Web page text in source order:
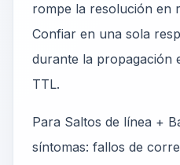
rompe la resolución en
Confiar en una sola
durante la propagación
TTL.
Para Saltos de línea +
síntomas: fallos de